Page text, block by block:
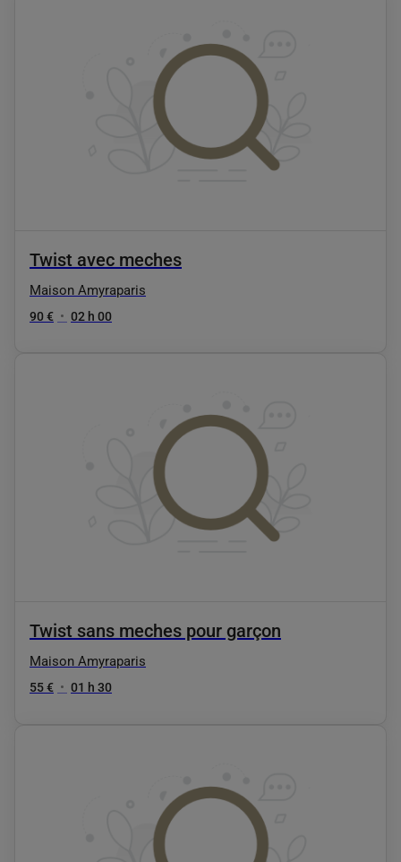
Twist avec meches
Maison Amyraparis
90 € • 02 h 00
Twist sans meches pour garçon
Maison Amyraparis
55 € • 01 h 30